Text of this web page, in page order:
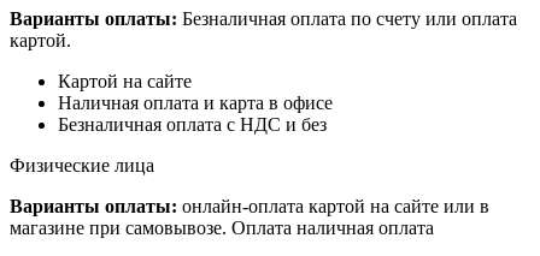
Варианты оплаты: Безналичная оплата по счету или оплата
картой.
Картой на сайте
Наличная оплата и карта в офисе
Безналичная оплата с НДС и без
Физические лица
Варианты оплаты: онлайн-оплата картой на сайте или в
магазине при самовывозе. Оплата наличная оплата